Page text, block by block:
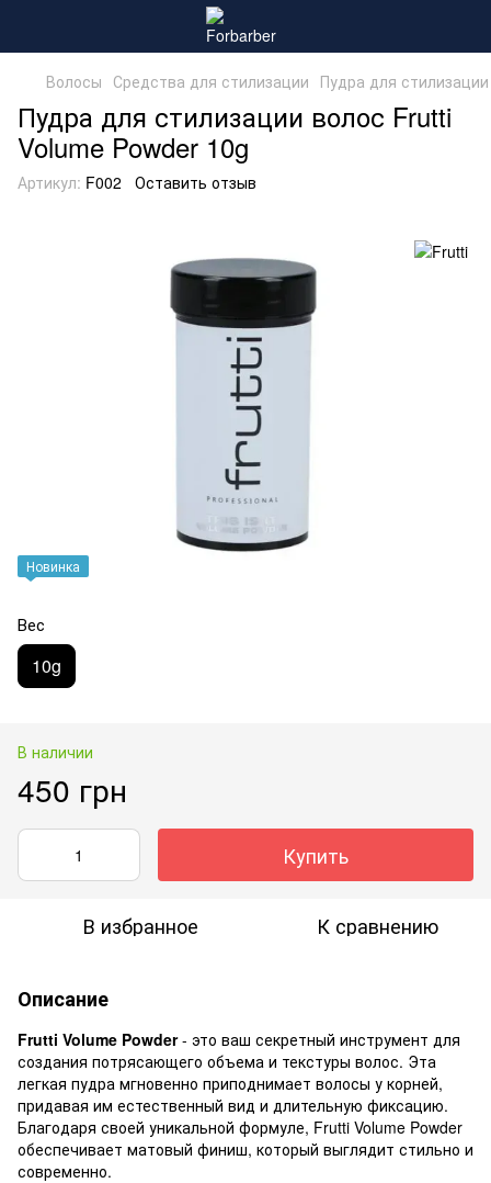
Волосы Средства для стилизации Пудра для
Пудра для стилизации волос Frutti
Volume Powder 10g
Артикул: F002 Оставить отзыв
Новинка
Вес
10g
В наличии
450 грн
Купить
В избранное К сравнению
Описание
Frutti Volume Powder- это ваш секретный инструмент для
создания потрясающего объема и текстуры волос. Эта
легкая пудра мгновенно приподнимает волосы у корней,
придавая им естественный вид и длительную фиксацию.
Благодаря своей уникальной формуле, Frutti Volume Powder
обеспечивает матовый финиш, который выглядит стильно и
современно.